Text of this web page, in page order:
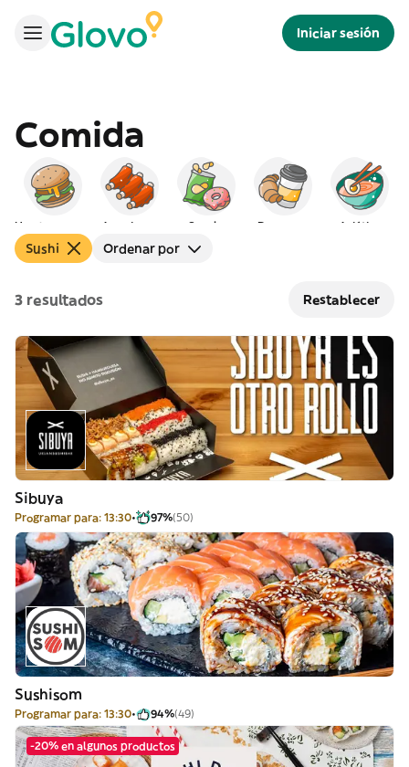
Iniciar sesión
Comida
Americana Snacks Desayuno Asiática
Sushi Ordenar por
3 resultados Restablecer
Sibuya
Programar para: 13:30 97%(50)
Sushisom
Programar para: 13:30 94%(49)
-20% en algunos productos